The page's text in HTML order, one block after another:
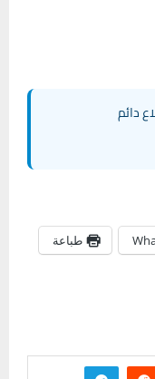
دائم
طباعة